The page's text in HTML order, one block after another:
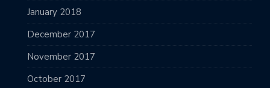
January 2018
December 2017
November 2017
October 2017